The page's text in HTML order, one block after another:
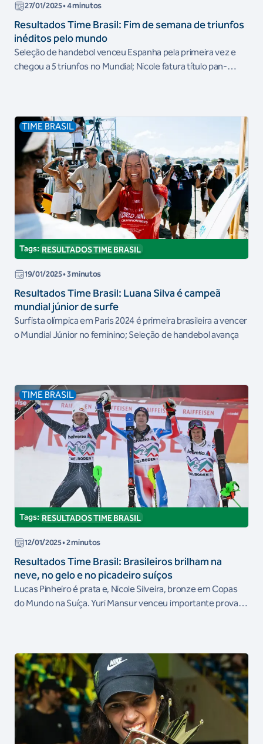
27/01/2025• 4 minutos
Resultados Time Brasil: Fim de semana de triunfos
inéditos pelo mundo
Seleção de handebol venceu Espanha pela primeira vez e
chegou a 5 triunfos no Mundial; Nicole fatura título pan-
TIME BRASIL
Tags: RESULTADOS TIME BRASIL
19/01/2025• 3 minutos
Resultados Time Brasil: Luana Silva é campeã
mundial júnior de surfe
Surfista olímpica em Paris 2024 é primeira brasileira a vencer
o Mundial Júnior no feminino; Seleção de handebol avança
TIME BRASIL
Tags: RESULTADOS TIME BRASIL
12/01/2025• 2 minutos
Resultados Time Brasil: Brasileiros brilham na
neve, no gelo e no picadeiro suíços
Lucas Pinheiro é prata e, Nicole Silveira, bronze em Copas
do Mundo na Suíça. Yuri Mansur venceu importante prova